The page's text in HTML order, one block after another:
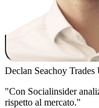
Declan Seachoy Trades
"Con Socialinsider
rispetto al mercato."